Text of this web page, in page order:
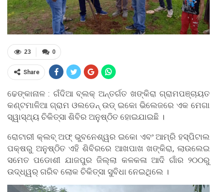
0
23
Share
ଢେଙ୍କାନାଳ : ଗଁଦିଆ ବ୍ଲକ୍ ଅନ୍ତର୍ଗତ ଖଙ୍କିରା ଗ୍ରାମପଞ୍ଚାୟତ
କଣ୍ଟମାଳିଆ ଗ୍ରାମ ଓଲଡେନ୍ ଉଡ୍ ଇକୋ ଭିଲେଜରେ ଏକ ମେଗା
ସ୍ୱାସ୍ଥ୍ୟ ଚିକିତ୍ସା ଶିବିର ଅନୁଷ୍ଠିତ ହୋଇଯାଇଛି ।
ରୋଟାରୀ କ୍ଲବ୍ ଅଫ୍ ଭୁବନେଶ୍ୱର ଇକୋ ଏବଂ ଆମ୍ରି ହସ୍ପିଟାଲ
ପକ୍ଷରୁ ଅନୁଷ୍ଠିତ ଏହି ଶିବିରରେ ଆଖପାଖ ଖଙ୍କିରା, ଲାଉଲେଇ
ସମେତ ପଡୋଶୀ ଯାଜପୁର ଜିଲ୍ଲା କଳକଳା ଆଦି ଗାଁର ୨୦୦ରୁ
ଉଦ୍ଧ୍ୱର୍ ଗରିବ ଲୋକ ଚିକିତ୍ସା ସୁବିଧା ନେଇଥିଲେ ।